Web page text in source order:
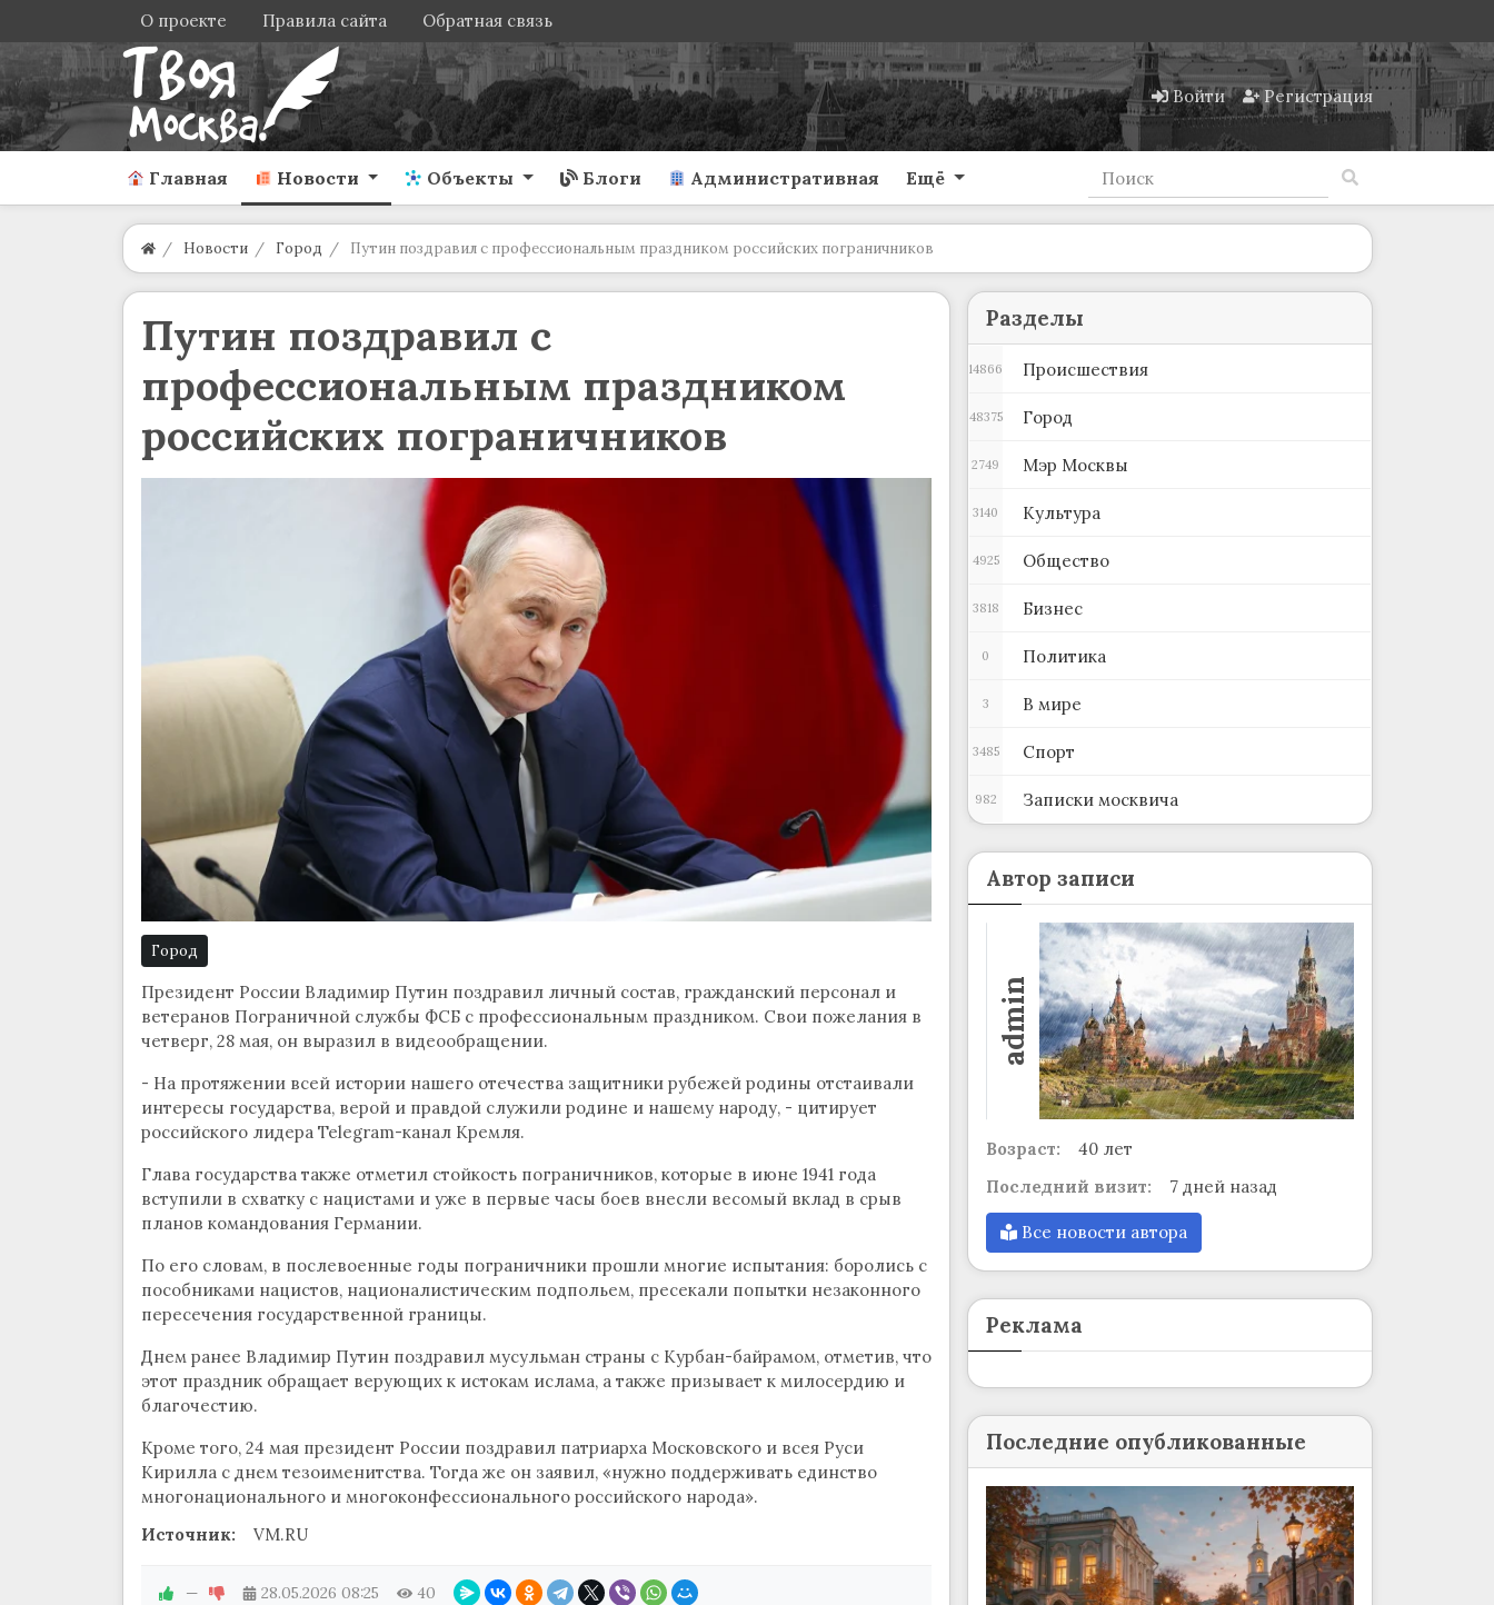
О проекте Правила сайта Обратная связь
Войти Регистрация
Главная Новости Объекты Блоги Административная Ещё
Новости Город Путин поздравил с профессиональным праздником российских пограничников
Путин поздравил с
профессиональным праздником
российских пограничников
Город
Президент России Владимир Путин поздравил личный состав, гражданский персонал и
ветеранов Пограничной службы ФСБ с профессиональным праздником. Свои пожелания в
четверг, 28 мая, он выразил в видеообращении.
- На протяжении всей истории нашего отечества защитники рубежей родины отстаивали
интересы государства, верой и правдой служили родине и нашему народу, - цитирует
российского лидера Telegram-канал Кремля.
Глава государства также отметил стойкость пограничников, которые в июне 1941 года
вступили в схватку с нацистами и уже в первые часы боев внесли весомый вклад в срыв
планов командования Германии.
По его словам, в послевоенные годы пограничники прошли многие испытания: боролись с
пособниками нацистов, националистическим подпольем, пресекали попытки незаконного
пересечения государственной границы.
Днем ранее Владимир Путин поздравил мусульман страны с Курбан-байрамом, отметив, что
этот праздник обращает верующих к истокам ислама, а также призывает к милосердию и
благочестию.
Кроме того, 24 мая президент России поздравил патриарха Московского и всея Руси
Кирилла с днем тезоименитства. Тогда же он заявил, «нужно поддерживать единство
многонационального и многоконфессионального российского народа».
Источник:
VM.RU
— 28.05.2026 08:25 40
Разделы
Происшествия
14866
Город
48375
Мэр Москвы
2749
Культура
3140
Общество
4925
Бизнес
3818
Политика
0
В мире
3
Спорт
3485
Записки москвича
982
Автор записи
admin
Возраст:
40 лет
Последний визит:
7 дней назад
Все новости автора
Реклама
Последние опубликованные